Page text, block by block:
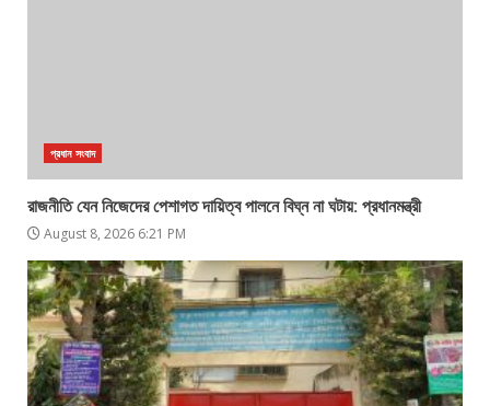
প্রধান সংবাদ
রাজনীতি যেন নিজেদের পেশাগত দায়িত্ব পালনে বিঘ্ন না ঘটায়: প্রধানমন্ত্রী
August 8, 2026 6:21 PM